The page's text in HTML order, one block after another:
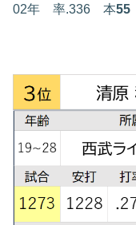
02年 率.336 本55